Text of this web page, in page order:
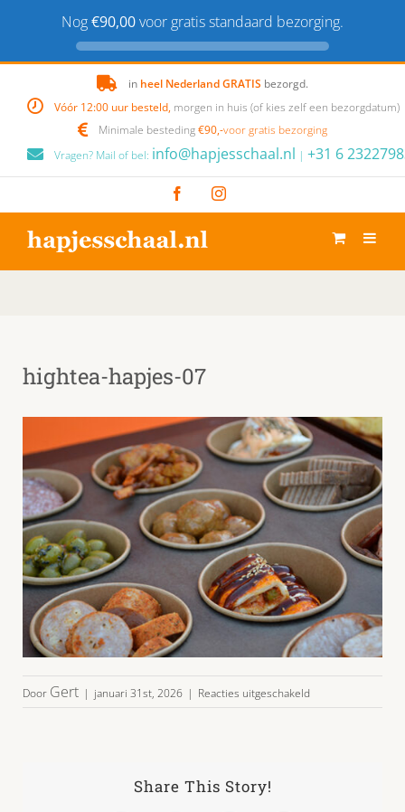
Nog€90,00voor gratis standaard bezorging.
content
in heel Nederland GRATIS bezorgd.
Vóór 12:00 uur besteld, morgen in huis (of kies zelf een bezorgdatum)
Minimale besteding€90,-voor gratis bezorging
Vragen? Mail of bel: info@hapjesschaal.nl | +31 6
FacebookInstagram
hightea-hapjes-07
Door Gert | januari 31st, 2026 | Reacties uitgeschakeld
hightea-
Share This Story!